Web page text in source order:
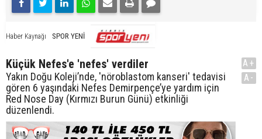
Haber Kaynağı SPOR YENİ
Küçük Nefes'e 'nefes' verdiler
Yakın Doğu Koleji’nde, 'nöroblastom kanseri' tedavisi
gören 6 yaşındaki Nefes Demirpençe’ye yardım için
Red Nose Day (Kırmızı Burun Günü) etkinliği
düzenlendi.
A+
A-